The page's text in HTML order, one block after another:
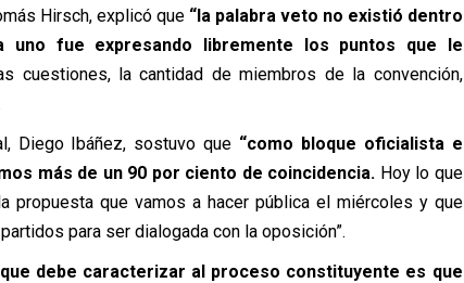
Hirsch, explicó que “la palabra veto no existió dentro
fue expresando libremente los puntos que le
cuestiones, la cantidad de miembros de la convención,
Diego Ibáñez, sostuvo que “como bloque oficialista e
más de un 90 por ciento de coincidencia. Hoy lo que
propuesta que vamos a hacer pública el miércoles y que
para ser dialogada con la oposición”.
debe caracterizar al proceso constituyente es que